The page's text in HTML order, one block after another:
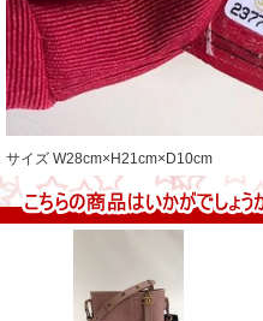
サイズ W28cm×H21cm×D10cm